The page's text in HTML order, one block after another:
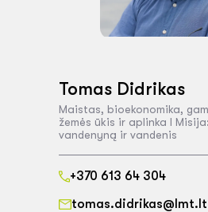
Tomas Didrikas
Maistas, bioekonomika,
žemės ūkis ir aplinka I
vandenyną ir vandenis
+370 613 64 304
tomas.didrikas@lmt.lt